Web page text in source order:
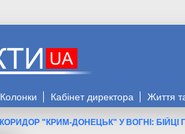
Колонки Кабінет директора Життя
КОРИДОР "КРИМ-ДОНЕЦЬК" У ВОГНІ: